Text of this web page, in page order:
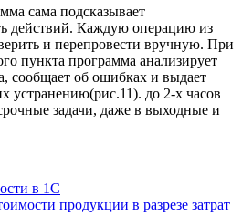
сама подсказывает
действий. Каждую операцию из
и перепровести вручную. При
пункта программа анализирует
сообщает об ошибках и выдает
устранению(рис.11). до 2-х часов
задачи, даже в выходные и
в 1С
продукции в разрезе затрат